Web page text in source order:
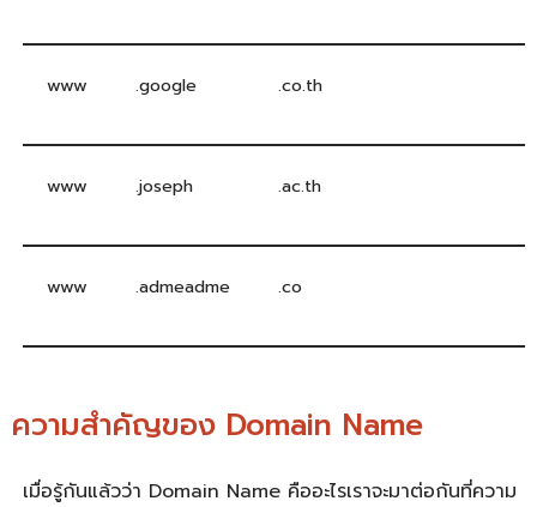
www .google .co.th
www .joseph .ac.th
www .admeadme .co
ความสำคัญของ Domain Name
เมื่อรู้กันแล้วว่า Domain Name คืออะไรเราจะมาต่อกันที่ความ